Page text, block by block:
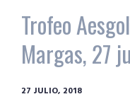
Trofeo
Margas, 27
27 JULIO, 2018